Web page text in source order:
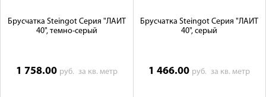
Брусчатка Steingot Серия "ЛАЙТ
40", темно-серый
1 758.00 руб. за кв. метр
Брусчатка Steingot Серия "ЛАЙТ
40", серый
1 466.00 руб.за кв. метр